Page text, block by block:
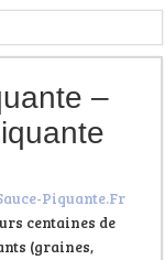
–
Piquante.Fr
centaines de
(graines,